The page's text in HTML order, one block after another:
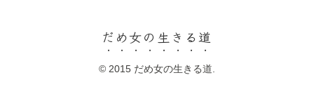
だめ女の生きる道
© 2015 だめ女の生きる道.